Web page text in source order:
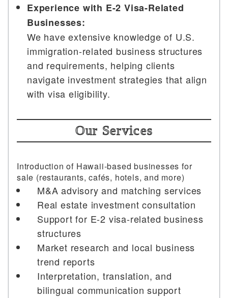
Experience with E-2 Visa-Related
Businesses:
We have extensive knowledge of U.S.
immigration-related business structures
and requirements, helping clients
navigate investment strategies that align
with visa eligibility.
Our Services
Introduction of Hawaii-based businesses for
sale (restaurants, cafés, hotels, and more)
M&A advisory and matching services
Real estate investment consultation
Support for E-2 visa-related business
structures
Market research and local business
trend reports
Interpretation, translation, and
bilingual communication support